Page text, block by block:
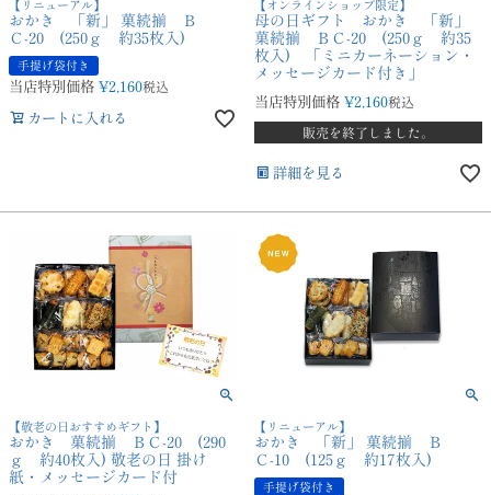
【リニューアル】
おかき 「新」 菓続揃 Ｂ
Ｃ-20 (250ｇ 約35枚入)
手提げ袋付き
当店特別価格 ¥2,160税込
カートに入れる
【オンラインショップ限定】
母の日ギフト おかき 「新」
菓続揃 ＢＣ-20 (250ｇ 約35
枚入) 「ミニカーネーション・
メッセージカード付き」
当店特別価格 ¥2,160税込
販売を終了しました。
詳細を見る
【敬老の日おすすめギフト】
おかき 菓続揃 ＢＣ-20 (290
ｇ 約40枚入) 敬老の日 掛け
紙・メッセージカード付
【リニューアル】
おかき 「新」 菓続揃 Ｂ
Ｃ-10 (125ｇ 約17枚入)
手提げ袋付き